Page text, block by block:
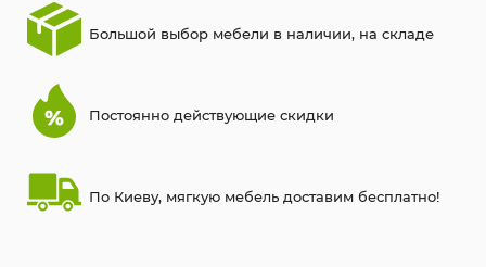
Большой выбор мебели в наличии, на складе
Постоянно действующие скидки
По Киеву, мягкую мебель доставим бесплатно!